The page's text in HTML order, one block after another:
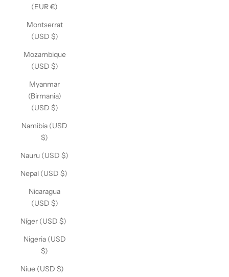
(EUR €)
Montserrat
(USD $)
Mozambique
(USD $)
Myanmar
(Birmania)
(USD $)
Namibia (USD
$)
Nauru (USD $)
Nepal (USD $)
Nicaragua
(USD $)
Níger (USD $)
Nigeria (USD
$)
Niue (USD $)